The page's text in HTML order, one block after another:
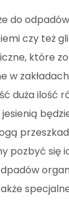
do
czy też
które
w
duża ilość
pozbyć się